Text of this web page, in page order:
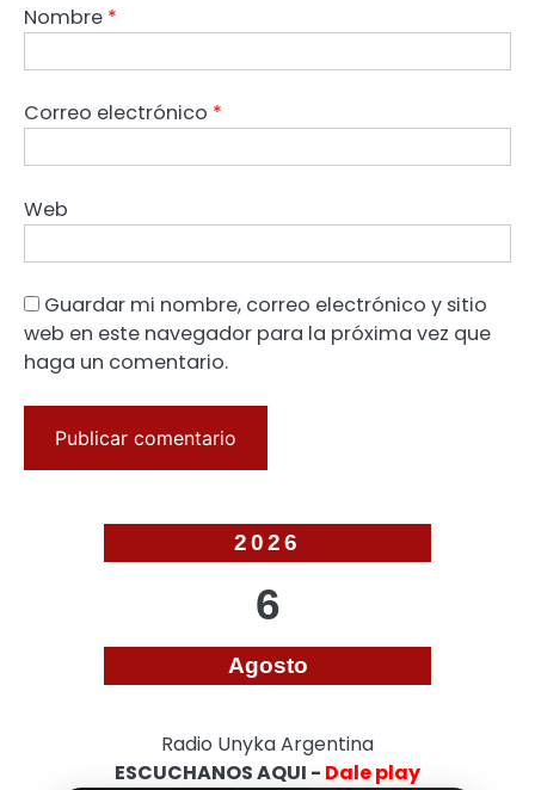
Nombre *
Correo electrónico *
Web
Guardar mi nombre, correo electrónico y sitio
web en este navegador para la próxima vez que
haga un comentario.
2026
6
Agosto
Radio Unyka Argentina
ESCUCHANOS AQUI - Dale play